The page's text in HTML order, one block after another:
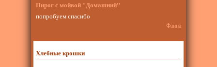
Пирог с мойвой "Домашний"
попробуем спасибо
Фаина
Хлебные крошки